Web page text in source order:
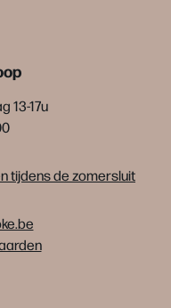
13-17u
tijdens de zomersluit